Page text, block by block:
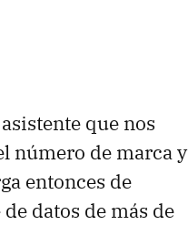
que nos
número de marca y
entonces de
datos de más de